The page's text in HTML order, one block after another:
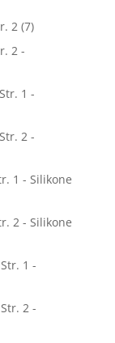
2 (7)
2 -
1 -
2 -
1 - Silikone
2 - Silikone
1 -
2 -